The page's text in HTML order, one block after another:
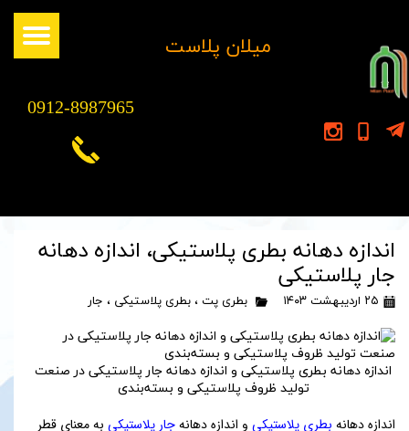
​میلان پلاست
0912-8987965
اندازه دهانه بطری پلاستیکی، اندازه دهانه
جار پلاستیکی
۲۵ اردیبهشت ۱۴۰۳ بطری پت ، بطری پلاستیکی ، جار
اندازه دهانه بطری پلاستیکی و اندازه دهانه جار پلاستیکی در صنعت
تولید ظروف پلاستیکی و بسته‌بندی
اندازه دهانه بطری پلاستیکی و اندازه دهانهجار پلاستیکی به معنای قطر